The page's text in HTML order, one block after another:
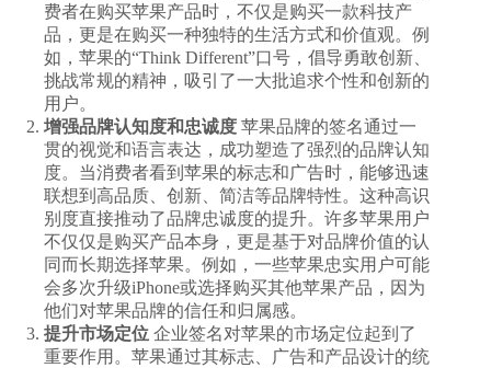
费者在购买苹果产品时，不仅是购买一款科技产
品，更是在购买一种独特的生活方式和价值观。例
如，苹果的“Think Different”口号，倡导勇敢创新、
挑战常规的精神，吸引了一大批追求个性和创新的
用户。
增强品牌认知度和忠诚度 苹果品牌的签名通过一
贯的视觉和语言表达，成功塑造了强烈的品牌认知
度。当消费者看到苹果的标志和广告时，能够迅速
联想到高品质、创新、简洁等品牌特性。这种高识
别度直接推动了品牌忠诚度的提升。许多苹果用户
不仅仅是购买产品本身，更是基于对品牌价值的认
同而长期选择苹果。例如，一些苹果忠实用户可能
会多次升级iPhone或选择购买其他苹果产品，因为
他们对苹果品牌的信任和归属感。
提升市场定位 企业签名对苹果的市场定位起到了
重要作用。苹果通过其标志、广告和产品设计的统